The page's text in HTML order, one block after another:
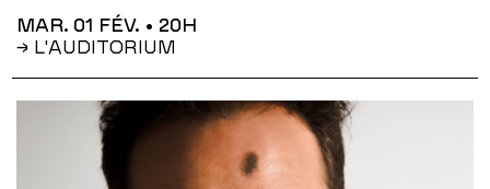
MAR. 01 FÉV. • 20H
→ L'AUDITORIUM